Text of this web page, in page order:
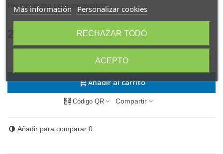
Herramientas para escayolista.
(impuestos inc.)
- +
Añadir al carrito
Código QR Compartir
Añadir para comparar 0
Más información Personalizar cookies
RECHAZAR TODO
ACEPTO